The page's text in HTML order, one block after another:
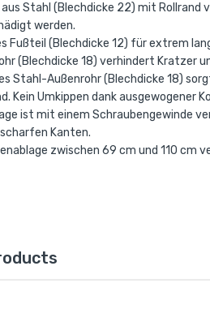
aus Stahl (Blechdicke 22) mit
werden.
Fußteil (Blechdicke 12) für extrem
(Blechdicke 18) verhindert Kratzer
Stahl-Außenrohr (Blechdicke 18)
Kein Umkippen dank ausgewogener
ist mit einem Schraubengewinde
Kanten.
zwischen 69 cm und 110 cm